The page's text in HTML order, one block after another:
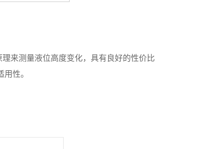
来测量液位高度变化，具有良好的性价比
性。